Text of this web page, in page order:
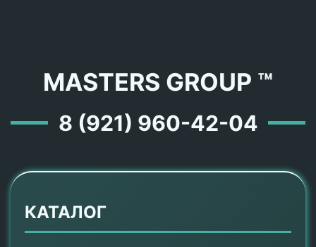
MASTERS GROUP ™
8 (921) 960-42-04
КАТАЛОГ